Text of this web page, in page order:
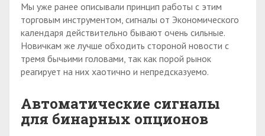
Мы уже ранее описывали принцип работы с этим
торговым инструментом, сигналы от Экономического
календаря действительно бывают очень сильные.
Новичкам же лучше обходить стороной новости с
тремя бычьими головами, так как порой рынок
реагирует на них хаотично и непредсказуемо.
Автоматические сигналы
для бинарных опционов